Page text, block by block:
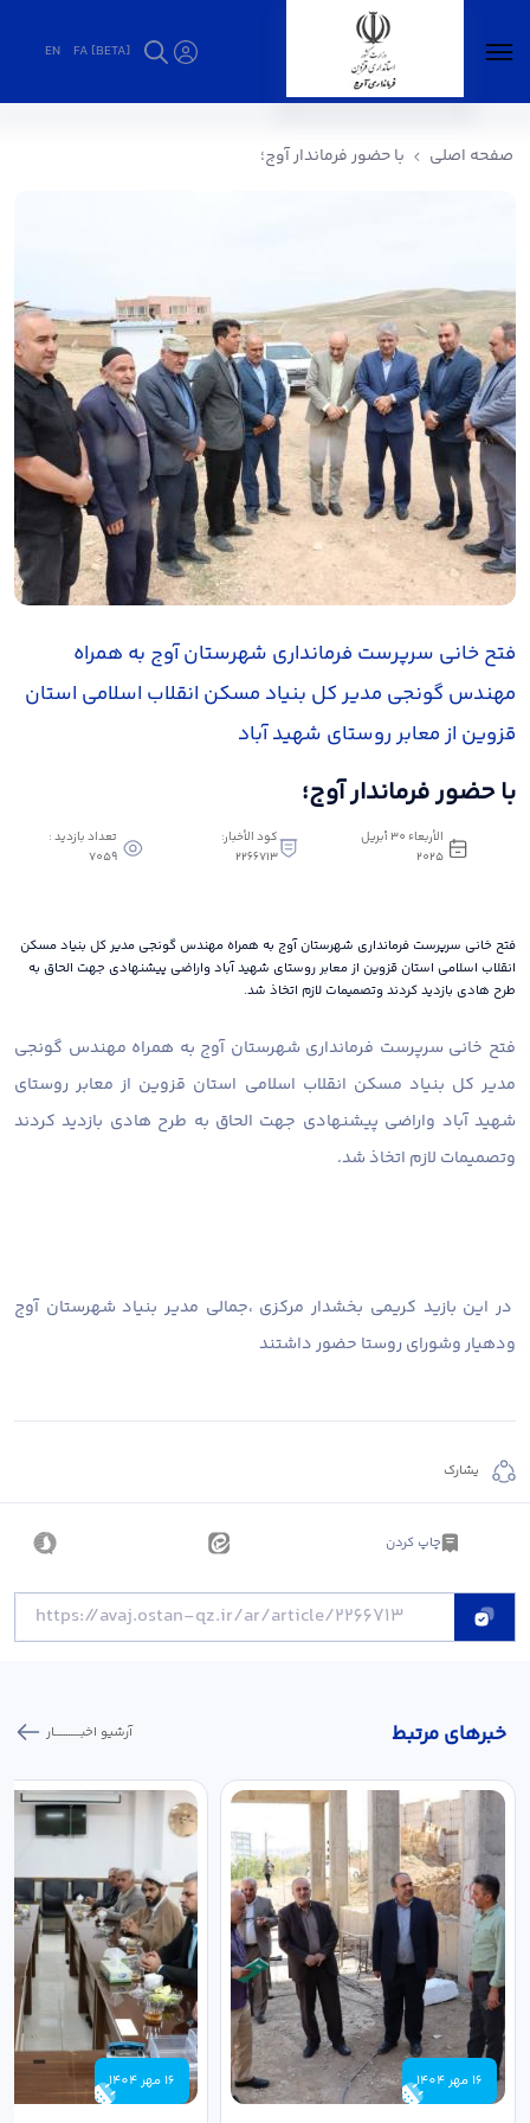
FA [BETA]
EN
صفحه اصلی با حضور فرماندار آوج؛
فتح خانی سرپرست فرمانداری شهرستان آوج به همراه
مهندس گونجی مدیر کل بنیاد مسکن انقلاب اسلامی استان
قزوین از معابر روستای شهید آباد
با حضور فرماندار آوج؛
الأربعاء ٣٠ أبريل
٢٠٢٥
كود الأخبار:
2266713
تعداد بازدید :
7059
فتح خانی سرپرست فرمانداری شهرستان آوج به همراه مهندس گونجی مدیر کل بنیاد مسکن
انقلاب اسلامی استان قزوین از معابر روستای شهید آباد واراضی پیشنهادی جهت الحاق به
طرح هادی بازدید کردند وتصمیمات لازم اتخاذ شد.
فتح خانی سرپرست فرمانداری شهرستان آوج به همراه مهندس گونجی
مدیر کل بنیاد مسکن انقلاب اسلامی استان قزوین از معابر روستای
شهید آباد واراضی پیشنهادی جهت الحاق به طرح هادی بازدید کردند
وتصمیمات لازم اتخاذ شد.
در این بازید کریمی بخشدار مرکزی ،جمالی مدیر بنیاد شهرستان آوج
ودهیار وشورای روستا حضور داشتند
يشارك
چاپ کردن
خبر‌های مرتبط آرشیو اخبـــــــــــار
16 مهر 1404 16 مهر 1404